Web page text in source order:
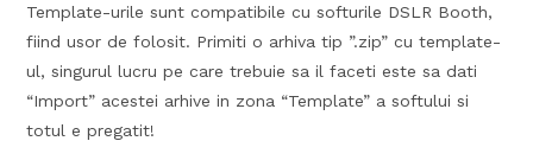
Template-urile sunt compatibile cu softurile DSLR Booth,
fiind usor de folosit. Primiti o arhiva tip ”.zip” cu template-
ul, singurul lucru pe care trebuie sa il faceti este sa dati
“Import” acestei arhive in zona “Template” a softului si
totul e pregatit!